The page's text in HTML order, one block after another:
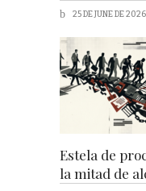
25 DE JUNE DE 2026
Estela de
la mitad de